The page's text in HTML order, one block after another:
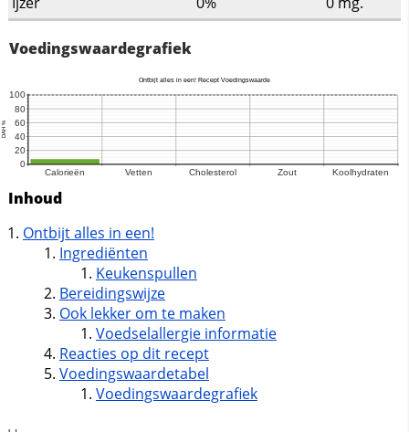
Voedingswaardegrafiek
Inhoud
Ontbijt alles in een!
Ingrediënten
Keukenspullen
Bereidingswijze
Ook lekker om te maken
Voedselallergie informatie
Reacties op dit recept
Voedingswaardetabel
Voedingswaardegrafiek